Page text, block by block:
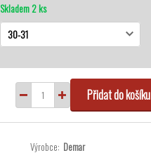
Skladem 2 ks
Přidat do košíku
Výrobce: Demar